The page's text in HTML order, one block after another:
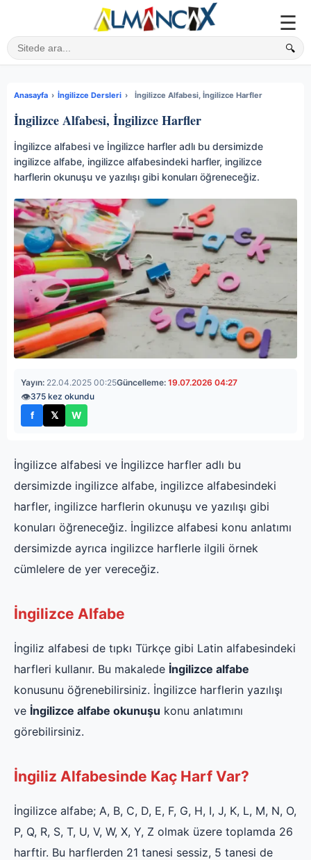
☰
Sitede ara
🔍
Anasayfa › İngilizce Dersleri › İngilizce Alfabesi, İngilizce Harfler
İngilizce Alfabesi, İngilizce Harfler
İngilizce alfabesi ve İngilizce harfler adlı bu dersimizde
ingilizce alfabe, ingilizce alfabesindeki harfler, ingilizce
harflerin okunuşu ve yazılışı gibi konuları öğreneceğiz.
Yayın: 22.04.2025 00:25Güncelleme: 19.07.2026 04:27
👁375 kez okundu
Facebook'ta paylaş
f
X'te paylaş
𝕏
WhatsApp'ta paylaş
W
İngilizce alfabesi ve İngilizce harfler adlı bu
dersimizde ingilizce alfabe, ingilizce alfabesindeki
harfler, ingilizce harflerin okunuşu ve yazılışı gibi
konuları öğreneceğiz. İngilizce alfabesi konu anlatımı
dersimizde ayrıca ingilizce harflerle ilgili örnek
cümlelere de yer vereceğiz.
İngilizce Alfabe
İngiliz alfabesi de tıpkı Türkçe gibi Latin alfabesindeki
harfleri kullanır. Bu makalede İngilizce alfabe
konusunu öğrenebilirsiniz. İngilizce harflerin yazılışı
ve İngilizce alfabe okunuşu konu anlatımını
görebilirsiniz.
İngiliz Alfabesinde Kaç Harf Var?
İngilizce alfabe; A, B, C, D, E, F, G, H, I, J, K, L, M, N, O,
P, Q, R, S, T, U, V, W, X, Y, Z olmak üzere toplamda 26
harftir. Bu harflerden 21 tanesi sessiz, 5 tanesi de